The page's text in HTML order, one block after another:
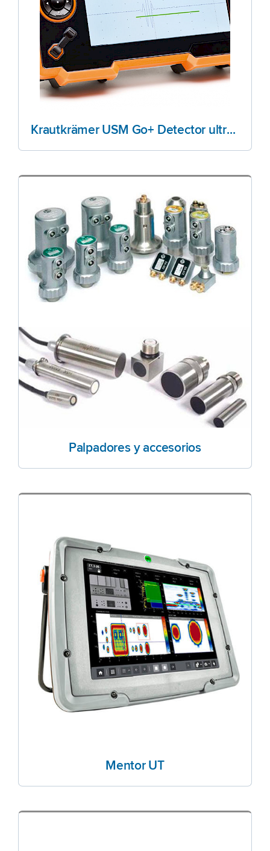
Krautkrämer USM Go+ Detector ultrasónico versátil
Palpadores y accesorios
Mentor UT